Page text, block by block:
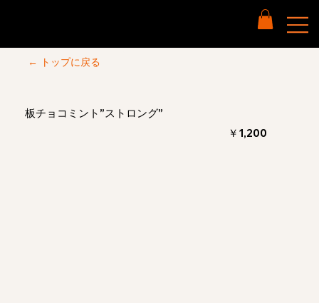
← トップに戻る
板チョコミント”ストロング”
￥1,200